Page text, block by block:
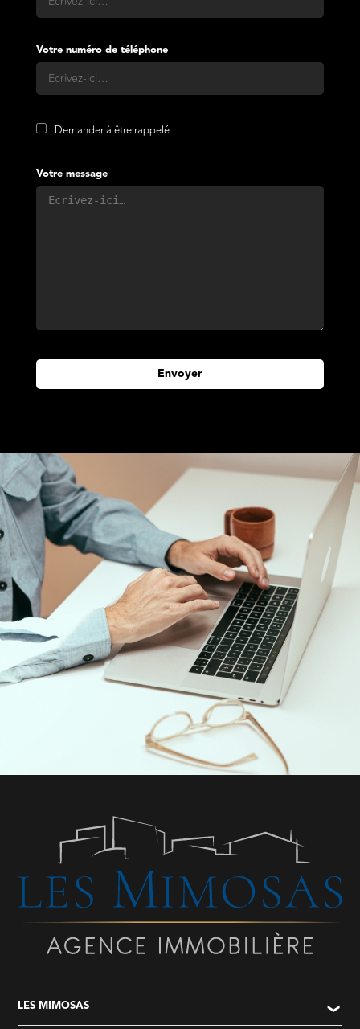
Votre numéro de téléphone
Demander à être rappelé
Votre message
LES MIMOSAS